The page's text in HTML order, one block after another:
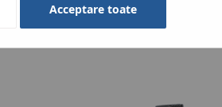
Acceptare toate